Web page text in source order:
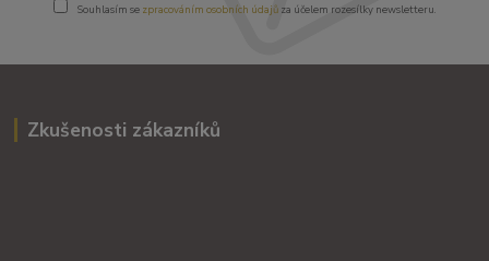
Souhlasím se zpracováním osobních údajůza účelem rozesílky newsletteru.
Zkušenosti zákazníků